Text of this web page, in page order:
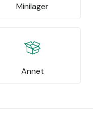
Minilager
Annet